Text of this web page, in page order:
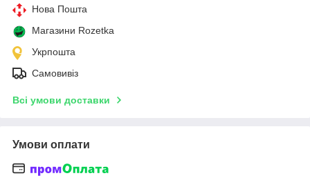
Нова Пошта
Магазини Rozetka
Укрпошта
Самовивіз
Всі умови доставки
Умови оплати